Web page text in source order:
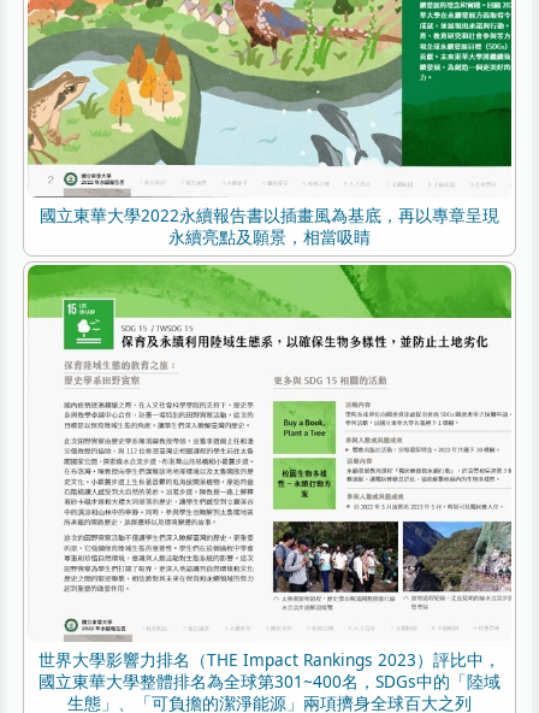
國立東華大學2022永續報告書以插畫風為基底，再以專章呈現
永續亮點及願景，相當吸睛
世界大學影響力排名（THE Impact Rankings 2023）評比中，
國立東華大學整體排名為全球第301~400名，SDGs中的「陸域
生態」、「可負擔的潔淨能源」兩項擠身全球百大之列